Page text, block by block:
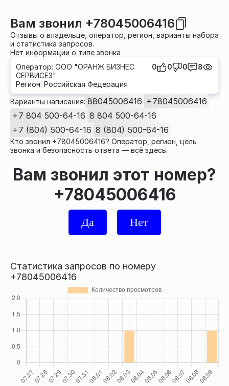
Вам звонил +78045006416
Отзывы о владельце, оператор, регион, варианты набора
и статистика запросов.
Нет информации о типе звонка
Оператор: ООО "ОРАНЖ БИЗНЕС
СЕРВИСЕЗ"
0 0 0
8
Регион: Российская Федерация
Варианты написания: 88045006416 +78045006416
+7 804 500-64-16 8 804 500-64-16
+7 (804) 500-64-16 8 (804) 500-64-16
Кто звонил +78045006416? Оператор, регион, цель
звонка и безопасность ответа — всё здесь.
Вам звонил этот номер?
+78045006416
Да Нет
Статистика запросов по номеру
+78045006416